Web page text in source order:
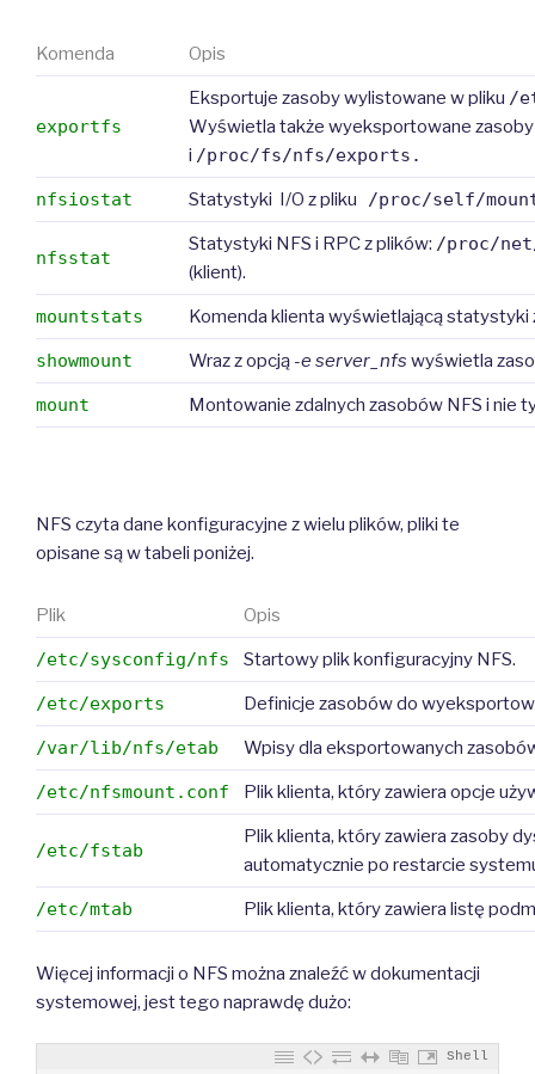
Komenda Opis
exportfs
Eksportuje zasoby wylistowane w pliku /
Wyświetla także wyeksportowane
i /proc/fs/nfs/exports.
nfsiostat Statystyki I/O z pliku /proc/self/
nfsstat
Statystyki NFS i RPC z plików: /proc/
(klient).
mountstats Komenda klienta wyświetlającą statystyki
showmount Wraz z opcją -e server_nfs wyświetla
mount Montowanie zdalnych zasobów NFS i nie
NFS czyta dane konfiguracyjne z wielu plików, pliki te
opisane są w tabeli poniżej.
Plik Opis
/etc/sysconfig/nfs Startowy plik konfiguracyjny NFS.
/etc/exports Definicje zasobów do
/var/lib/nfs/etab Wpisy dla eksportowanych
/etc/nfsmount.conf Plik klienta, który zawiera opcje
/etc/fstab
Plik klienta, który zawiera zasoby
automatycznie po restarcie
/etc/mtab Plik klienta, który zawiera listę
Więcej informacji o NFS można znaleźć w dokumentacji
systemowej, jest tego naprawdę dużo:
Shell